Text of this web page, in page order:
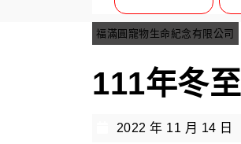
福滿圓寵物生命紀念有限公司
111年冬
2022 年 11 月 14 日